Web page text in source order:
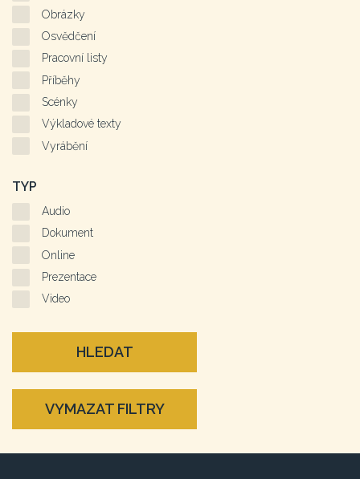
Obrázky
Osvědčení
Pracovní listy
Příběhy
Scénky
Výkladové texty
Vyrábění
TYP
Audio
Dokument
Online
Prezentace
Video
HLEDAT
VYMAZAT FILTRY